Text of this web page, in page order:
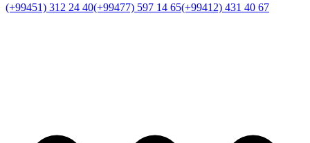
(+99451) 312 24 40(+99477) 597 14 65(+99412) 431 40 67